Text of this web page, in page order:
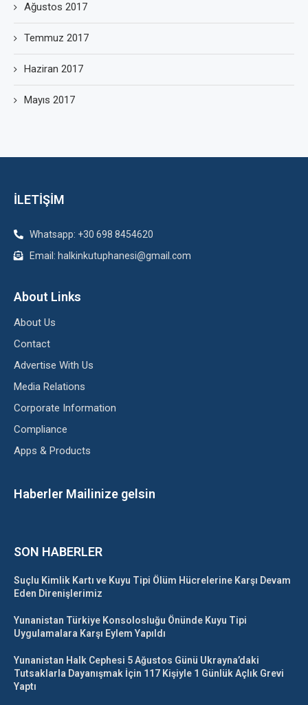
Ağustos 2017
Temmuz 2017
Haziran 2017
Mayıs 2017
İLETİŞİM
Whatsapp: +30 698 8454620
Email: halkinkutuphanesi@gmail.com
About Links
About Us
Contact
Advertise With Us
Media Relations
Corporate Information
Compliance
Apps & Products
Haberler Mailinize gelsin
SON HABERLER
Suçlu Kimlik Kartı ve Kuyu Tipi Ölüm Hücrelerine Karşı Devam
Eden Direnişlerimiz
Yunanistan Türkiye Konsolosluğu Önünde Kuyu Tipi
Uygulamalara Karşı Eylem Yapıldı
Yunanistan Halk Cephesi 5 Ağustos Günü Ukrayna’daki
Tutsaklarla Dayanışmak İçin 117 Kişiyle 1 Günlük Açlık Grevi
Yaptı